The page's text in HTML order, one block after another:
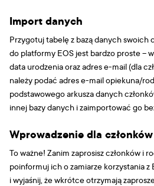
Import danych
Przygotuj tabelę z bazą danych swoich
do platformy EOS jest bardzo proste –
data urodzenia oraz adres e-mail (dla
należy podać adres e-mail opiekuna/
podstawowego arkusza danych
innej bazy danych i zaimportować go
Wprowadzenie dla członków
To ważne! Zanim zaprosisz członków i
poinformuj ich o zamiarze korzystania z
i wyjaśnij, że wkrótce otrzymają